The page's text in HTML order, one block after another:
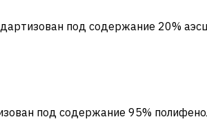
под содержание 20%
под содержание 95%